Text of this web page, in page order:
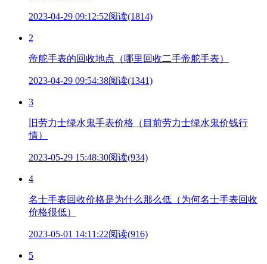
2023-04-29 09:12:52阅读(1814)
2
帝舵手表的回收地点（哪里回收二手帝舵手表）
2023-04-29 09:54:38阅读(1341)
3
旧劳力士绿水鬼手表价格（目前劳力士绿水鬼价钱行
情）
2023-05-29 15:48:30阅读(934)
4
名士手表回收价格是为什么那么低（为何名士手表回收
价格很低）
2023-05-01 14:11:22阅读(916)
5